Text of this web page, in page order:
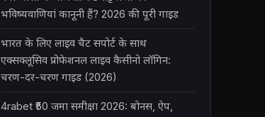
भविष्यवाणियां कानूनी हैं? 2026 की पूरी गाइड
भारत के लिए लाइव चैट सपोर्ट के साथ
एक्सक्लूसिव प्रोफेशनल लाइव कैसीनो लॉगिन:
चरण-दर-चरण गाइड (2026)
4rabet ₹50 जमा समीक्षा 2026: बोनस, ऐप,